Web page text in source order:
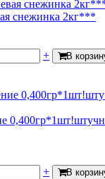
снежинка 2кг***
+ В
+ В